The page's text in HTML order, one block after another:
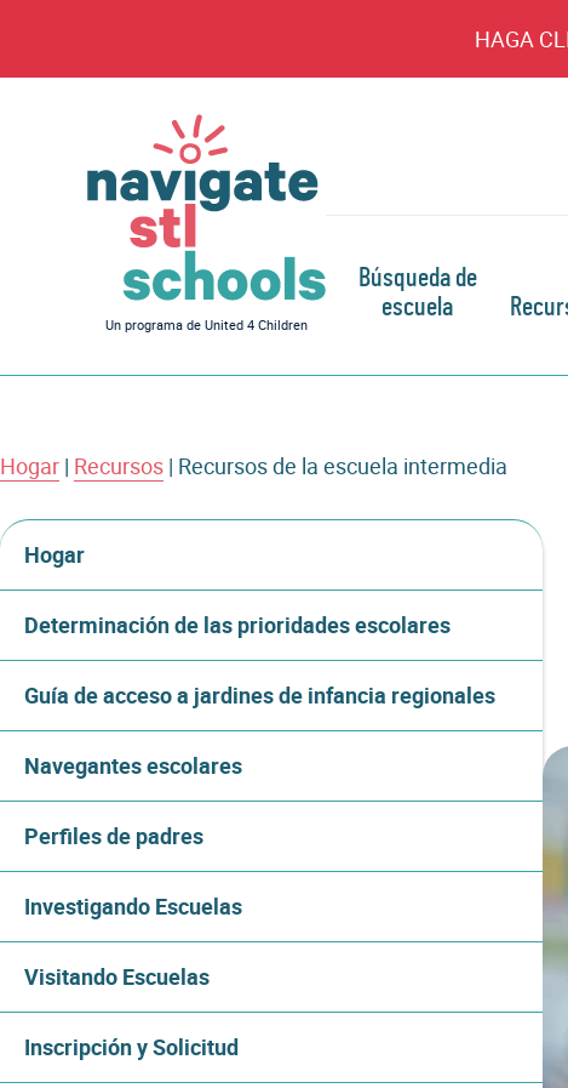
HAGA
Navegar
las
STL
Un programa de United 4 Children
Búsqueda de
escuela
Hogar | Recursos | Recursos de la escuela intermedia
Hogar
Determinación de las prioridades escolares
Guía de acceso a jardines de infancia regionales
Navegantes escolares
Perfiles de padres
Investigando Escuelas
Visitando Escuelas
Inscripción y Solicitud